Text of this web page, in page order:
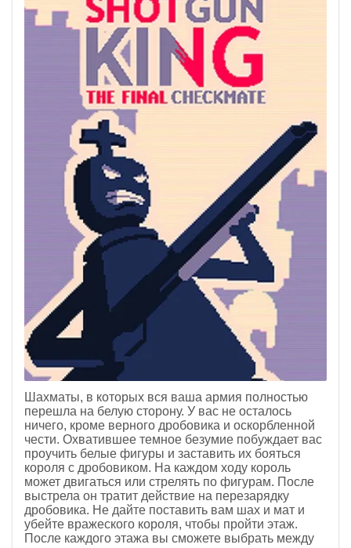
Шахматы, в которых вся ваша армия полностью
перешла на белую сторону. У вас не осталось
ничего, кроме верного дробовика и оскорбленной
чести. Охватившее темное безумие побуждает вас
проучить белые фигуры и заставить их бояться
короля с дробовиком. На каждом ходу король
может двигаться или стрелять по фигурам. После
выстрела он тратит действие на перезарядку
дробовика. Не дайте поставить вам шах и мат и
убейте вражеского короля, чтобы пройти этаж.
После каждого этажа вы сможете выбрать между